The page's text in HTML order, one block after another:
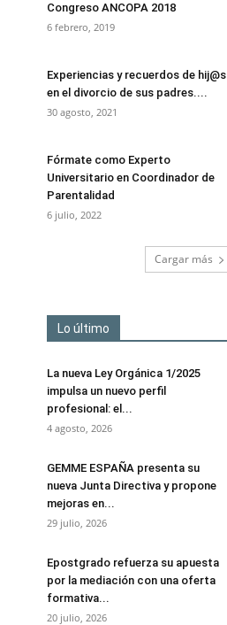
Congreso ANCOPA 2018
6 febrero, 2019
Experiencias y recuerdos de hij@s
en el divorcio de sus padres....
30 agosto, 2021
Fórmate como Experto
Universitario en Coordinador de
Parentalidad
6 julio, 2022
Cargar más
Lo último
La nueva Ley Orgánica 1/2025
impulsa un nuevo perfil
profesional: el...
4 agosto, 2026
GEMME ESPAÑA presenta su
nueva Junta Directiva y propone
mejoras en...
29 julio, 2026
Epostgrado refuerza su apuesta
por la mediación con una oferta
formativa...
20 julio, 2026